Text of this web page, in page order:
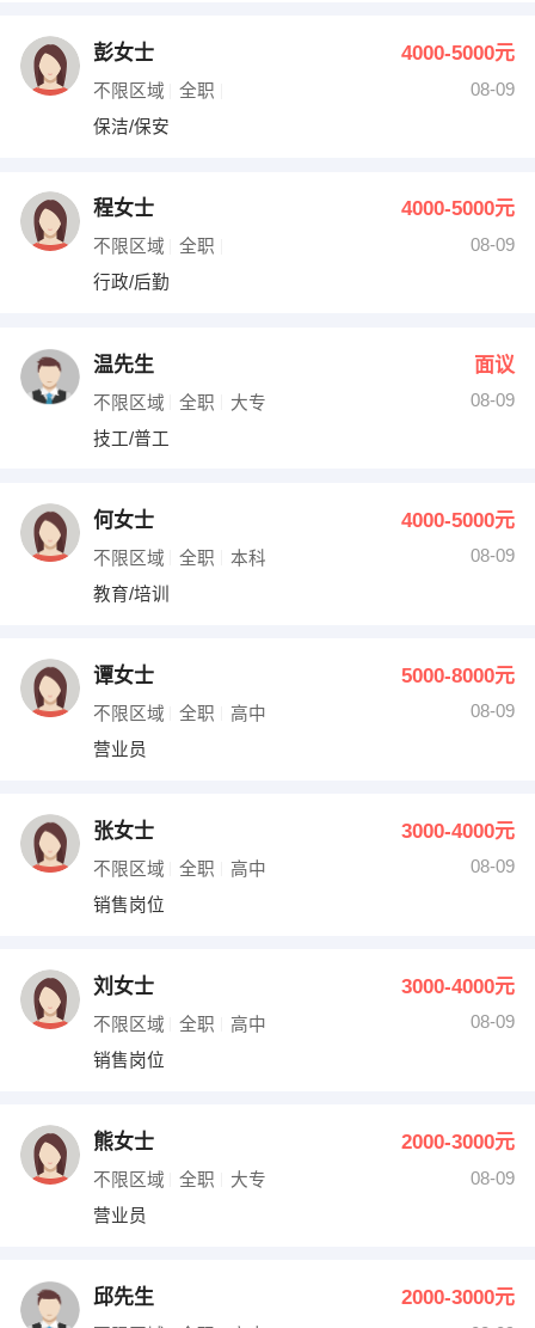
彭女士 4000-5000元
不限区域 全职
08-09
保洁/保安
程女士 4000-5000元
不限区域 全职
08-09
行政/后勤
温先生 面议
不限区域 全职 大专
08-09
技工/普工
何女士 4000-5000元
不限区域 全职 本科
08-09
教育/培训
谭女士 5000-8000元
不限区域 全职 高中
08-09
营业员
张女士 3000-4000元
不限区域 全职 高中
08-09
销售岗位
刘女士 3000-4000元
不限区域 全职 高中
08-09
销售岗位
熊女士 2000-3000元
不限区域 全职 大专
08-09
营业员
邱先生 2000-3000元